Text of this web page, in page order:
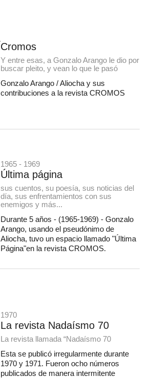
Cromos
Y entre esas, a Gonzalo Arango le dio por
buscar pleito, y vean lo que le pasó
Gonzalo Arango / Aliocha y sus
contribuciones a la revista CROMOS
1965 - 1969
Última página
sus cuentos, su poesía, sus noticias del
día, sus enfrentamientos con sus
enemigos y más...
Durante 5 años - (1965-1969) - Gonzalo
Arango, usando el pseudónimo de
Aliocha, tuvo un espacio llamado "Última
Página"en la revista CROMOS.
1970
La revista Nadaísmo 70
La revista llamada “Nadaísmo 70
Esta se publicó irregularmente durante
1970 y 1971. Fueron ocho números
publicados de manera intermitente